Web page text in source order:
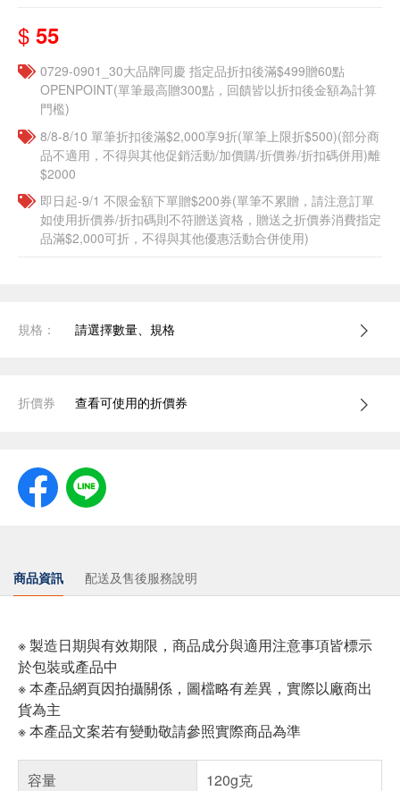
$ 55
0729-0901_30大品牌同慶 指定品折扣後滿$499贈60點
OPENPOINT(單筆最高贈300點，回饋皆以折扣後金額為計算
門檻)
8/8-8/10 單筆折扣後滿$2,000享9折(單筆上限折$500)(部分商
品不適用，不得與其他促銷活動/加價購/折價券/折扣碼併用)離
$2000
即日起-9/1 不限金額下單贈$200券(單筆不累贈，請注意訂單
如使用折價券/折扣碼則不符贈送資格，贈送之折價券消費指定
品滿$2,000可折，不得與其他優惠活動合併使用)
規格： 請選擇數量、規格
折價券 查看可使用的折價券
商品資訊 配送及售後服務說明
※ 製造日期與有效期限，商品成分與適用注意事項皆標示
於包裝或產品中
※ 本產品網頁因拍攝關係，圖檔略有差異，實際以廠商出
貨為主
※ 本產品文案若有變動敬請參照實際商品為準
容量
120g克